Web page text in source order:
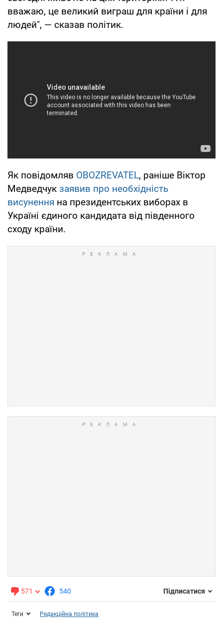
вважаю, це великий виграш для країни і для
людей", — сказав політик.
Як повідомляв OBOZREVATEL, раніше Віктор
Медведчук заявив про необхідність
висунення на президентських виборах в
Україні єдиного кандидата від південного
сходу країни.
571 540 Підписатися
Теги Редакційна політика